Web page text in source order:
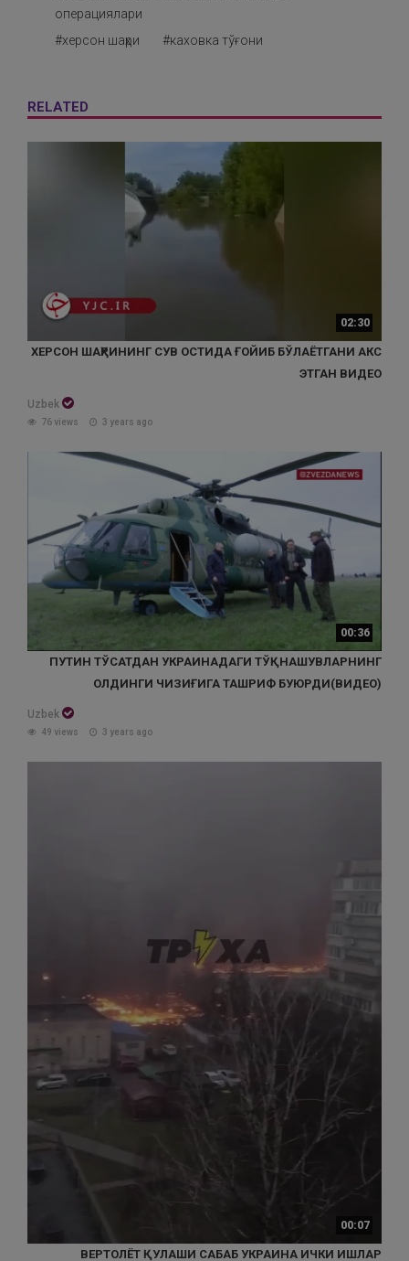
операциялари
#херсон шаҳри
#каховка тўғони
RELATED
02:30
ХЕРСОН ШАҲРИНИНГ СУВ ОСТИДА ҒОЙИБ БЎЛАЁТГАНИ АКС
ЭТГАН ВИДЕО
Uzbek
76 views 3 years ago
00:36
ПУТИН ТЎСАТДАН УКРАИНАДАГИ ТЎҚНАШУВЛАРНИНГ
ОЛДИНГИ ЧИЗИҒИГА ТАШРИФ БУЮРДИ(ВИДЕО)
Uzbek
49 views 3 years ago
00:07
ВЕРТОЛЁТ ҚУЛАШИ САБАБ УКРАИНА ИЧКИ ИШЛАР